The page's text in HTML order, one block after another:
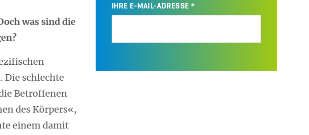
was sind die
Die schlechte
Betroffenen
des Körpers«,
einem damit
IHRE E-MAIL-ADRESSE